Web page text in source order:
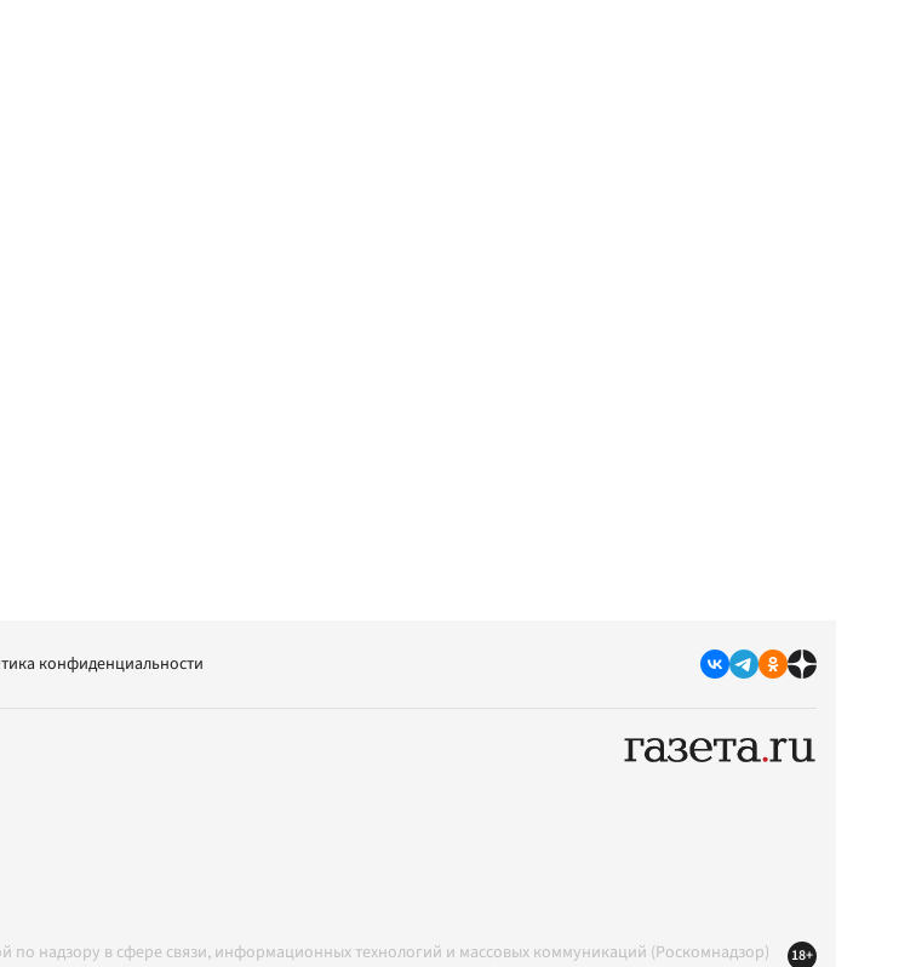
конфиденциальности
надзору в сфере связи, информационных технологий и массовых коммуникаций (Роскомнадзор)
18+